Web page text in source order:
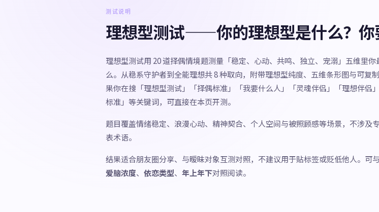
测试说明
理想型测试——你的理想型是什么？你
理想型测试用 20 道择偶情境题测量「稳定、心动、共鸣、独立、宠溺」五维里你
么。从稳系守护者到全能理想共 8 种取向，附带理想型纯度、五维条形图与可复
果你在搜「理想型测试」「择偶标准」「我要什么人」「灵魂伴侣」「理想伴侣
标准」等关键词，可直接在本页开测。
题目覆盖情绪稳定、浪漫心动、精神契合、个人空间与被照顾感等场景，不涉及
表术语。
结果适合朋友圈分享、与暧昧对象互测对照，不建议用于贴标签或贬低他人。可
爱脑浓度、 依恋类型、 年上年下对照阅读。